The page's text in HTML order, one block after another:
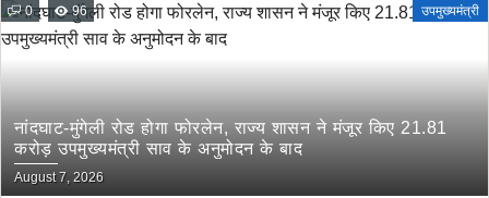
0 96 उपमुख्यमंत्री
नांदघाट-मुंगेली रोड होगा फोरलेन, राज्य शासन ने मंजूर किए 21.81
करोड़ उपमुख्यमंत्री साव के अनुमोदन के बाद
August 7, 2026